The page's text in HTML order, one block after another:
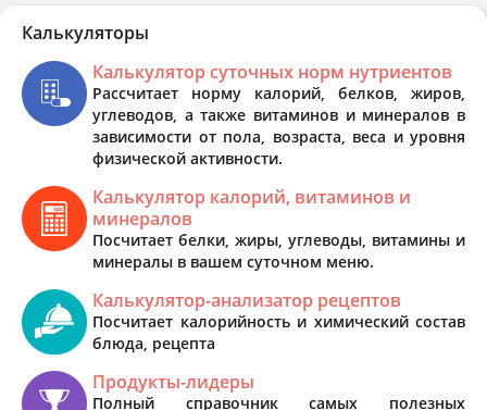
Калькуляторы
Калькулятор суточных норм нутриентов
Рассчитает норму калорий, белков, жиров,
углеводов, а также витаминов и минералов в
зависимости от пола, возраста, веса и уровня
физической активности.
Калькулятор калорий, витаминов и
минералов
Посчитает белки, жиры, углеводы, витамины и
минералы в вашем суточном меню.
Калькулятор-анализатор рецептов
Посчитает калорийность и химический состав
блюда, рецепта
Продукты-лидеры
Полный справочник самых полезных